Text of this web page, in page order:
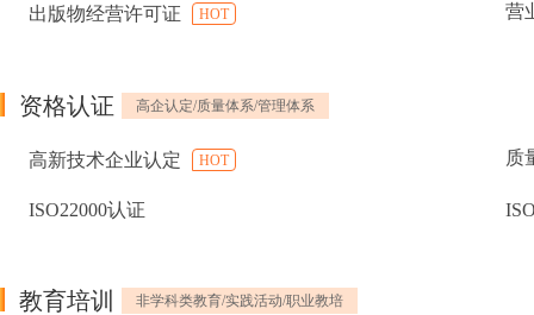
出版物经营许可证 HOT 营
资格认证 高企认定/质量体系/管理体系
高新技术企业认定 HOT 质
ISO22000认证
教育培训 非学科类教育/实践活动/职业教培